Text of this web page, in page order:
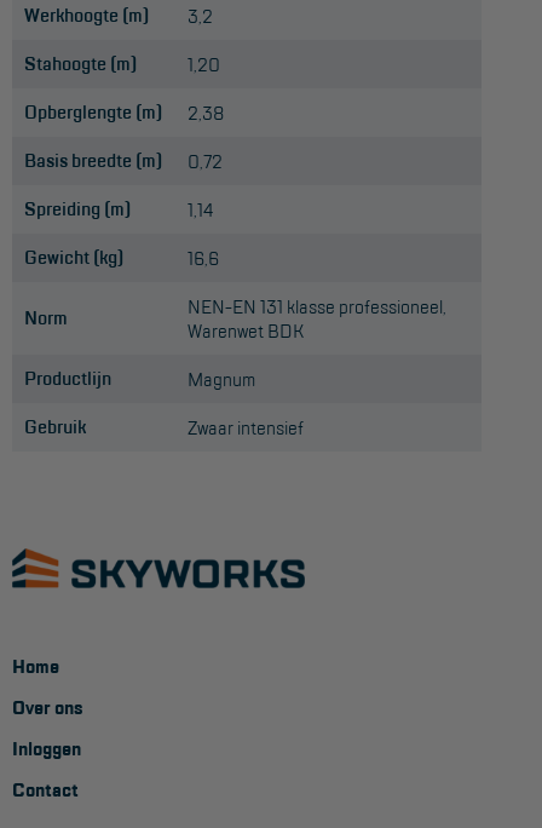
Werkhoogte (m) 3,2
Stahoogte (m) 1,20
Opberglengte (m) 2,38
Basis breedte (m) 0,72
Spreiding (m) 1,14
Gewicht (kg) 16,6
Norm
NEN-EN 131 klasse professioneel,
Warenwet BDK
Productlijn Magnum
Gebruik Zwaar intensief
Home
Over ons
Inloggen
Contact